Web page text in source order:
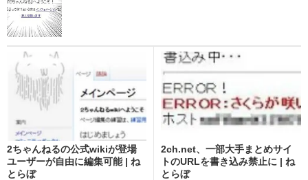
2ちゃんねるの公式wikiが登場
ユーザーが自由に編集可能 | ね
とらぼ
2ch.net、一部大手まとめサイ
トのURLを書き込み禁止に | ね
とらぼ